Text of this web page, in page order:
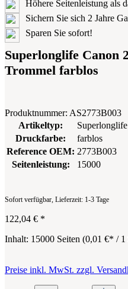
Höhere Seitenleistung als
Sichern Sie sich 2 Jahre
Sparen Sie sofort!
Superlonglife Canon
Trommel farblos
Produktnummer: AS2773B003
Artikeltyp:
Superlonglife
Druckfarbe:
farblos
Reference OEM: 2773B003
Seitenleistung:
15000
Sofort verfügbar, Lieferzeit: 1-3 Tage
122,04 € *
Inhalt: 15000 Seiten (0,01 €* / 1
Preise inkl. MwSt. zzgl.